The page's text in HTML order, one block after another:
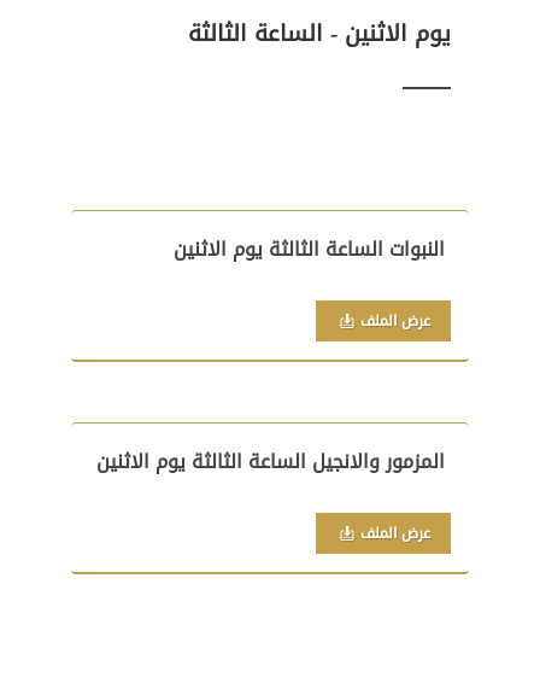
يوم الاثنين - الساعة الثالثة
النبوات الساعة الثالثة يوم الاثنين
عرض الملف
المزمور والانجيل الساعة الثالثة يوم الاثنين
عرض الملف